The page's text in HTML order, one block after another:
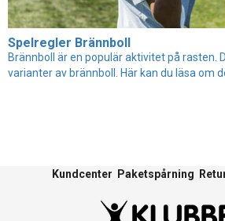
Spelregler Brännboll
Brännboll är en populär aktivitet på rasten.
varianter av brännboll. Här kan du läsa om
Kundcenter Paketspårning